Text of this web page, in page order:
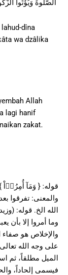
dîna
wa dzâlika
Allah
lagi hanif
zakat.
قوله: { وَمَآ أُمِرُوۤاْ }
والمعنى: تفرقوا
الله الخ. قوله:
وما أمروا إلا بأن
والإخلاص هو صفاء
على وجه الله
الميل مطلقاً، ثم
فيسمى إلحاداً،